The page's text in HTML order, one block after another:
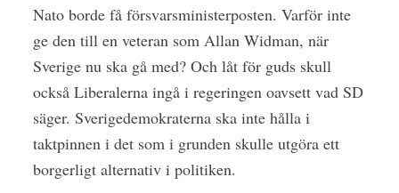
Nato borde få försvarsministerposten. Varför inte
ge den till en veteran som Allan Widman, när
Sverige nu ska gå med? Och låt för guds skull
också Liberalerna ingå i regeringen oavsett vad SD
säger. Sverigedemokraterna ska inte hålla i
taktpinnen i det som i grunden skulle utgöra ett
borgerligt alternativ i politiken.